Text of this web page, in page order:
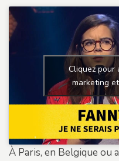
Cliquez pour
marketing
À Paris, en Belgique ou